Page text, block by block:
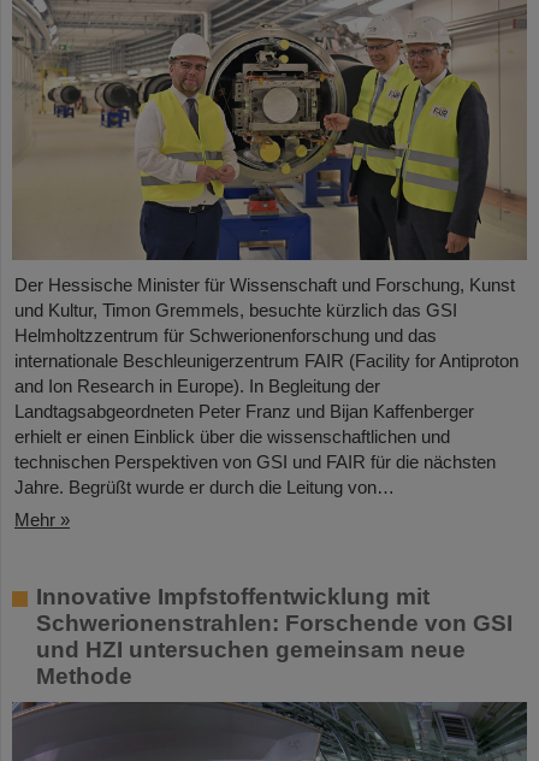
Der Hessische Minister für Wissenschaft und Forschung, Kunst
und Kultur, Timon Gremmels, besuchte kürzlich das GSI
Helmholtzzentrum für Schwerionenforschung und das
internationale Beschleunigerzentrum FAIR (Facility for Antiproton
and Ion Research in Europe). In Begleitung der
Landtagsabgeordneten Peter Franz und Bijan Kaffenberger
erhielt er einen Einblick über die wissenschaftlichen und
technischen Perspektiven von GSI und FAIR für die nächsten
Jahre. Begrüßt wurde er durch die Leitung von…
Mehr »
Innovative Impfstoffentwicklung mit
Schwerionenstrahlen: Forschende von GSI
und HZI untersuchen gemeinsam neue
Methode